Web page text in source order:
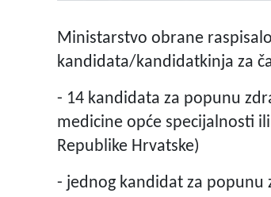
Ministarstvo obrane
kandidata/kandidatkinja za
- 14 kandidata za popunu
medicine opće specijalnosti
Republike Hrvatske)
- jednog kandidat za popunu